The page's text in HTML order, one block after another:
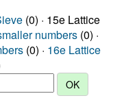
(0) · 15e Lattice
numbers (0) ·
(0) · 16e Lattice